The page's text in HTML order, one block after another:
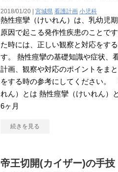
2018/01/20 | 宮城県 看護計画 小児科
熱性痙攣（けいれん）は、乳幼児
原因で起こる発作性疾患のことで
た時には、正しい観察と対応をす
す。 熱性痙攣の基礎知識や症状、
計画、観察や対応のポイントをま
をする時の参考にしてください。
れん）とは 熱性痙攣（けいれん）
6ヶ月
続きを見る
帝王切開(カイザー)の手技